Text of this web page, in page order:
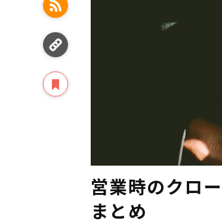
営業時のクロ
まとめ